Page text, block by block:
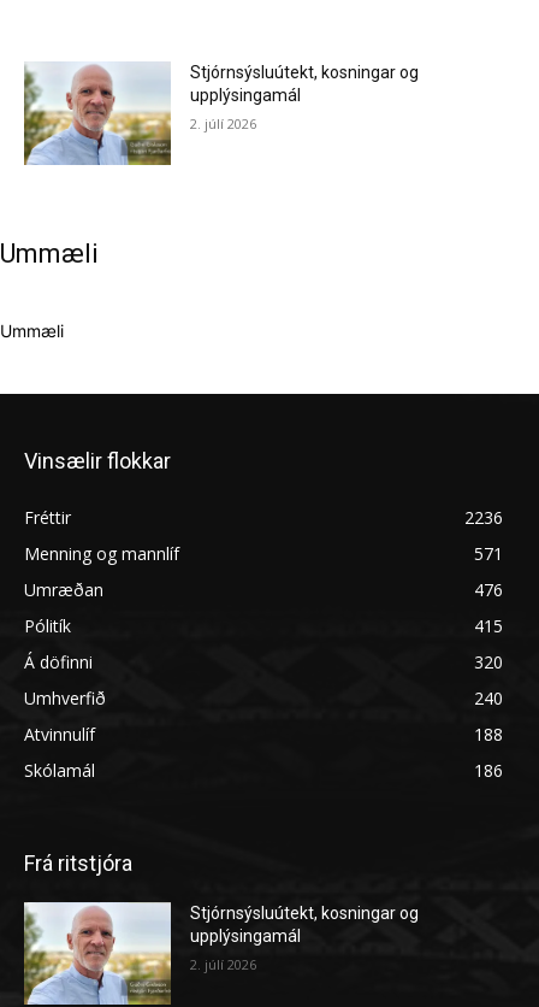
Stjórnsýsluútekt, kosningar og
upplýsingamál
2. júlí 2026
Ummæli
Ummæli
Vinsælir flokkar
Fréttir
2236
Menning og mannlíf
571
Umræðan
476
Pólitík
415
Á döfinni
320
Umhverfið
240
Atvinnulíf
188
Skólamál
186
Frá ritstjóra
Stjórnsýsluútekt, kosningar og
upplýsingamál
2. júlí 2026